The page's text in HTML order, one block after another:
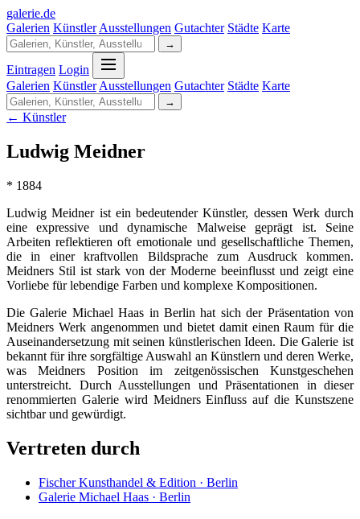
galerie.de
Galerien Künstler Ausstellungen Gutachter Städte Karte
→
Eintragen Login
Galerien Künstler Ausstellungen Gutachter Städte Karte
→
← Künstler
Ludwig Meidner
* 1884
Ludwig Meidner ist ein bedeutender Künstler, dessen Werk durch
eine expressive und dynamische Malweise geprägt ist. Seine
Arbeiten reflektieren oft emotionale und gesellschaftliche Themen,
die in einer kraftvollen Bildsprache zum Ausdruck kommen.
Meidners Stil ist stark von der Moderne beeinflusst und zeigt eine
Vorliebe für lebendige Farben und komplexe Kompositionen.
Die Galerie Michael Haas in Berlin hat sich der Präsentation von
Meidners Werk angenommen und bietet damit einen Raum für die
Auseinandersetzung mit seinen künstlerischen Ideen. Die Galerie ist
bekannt für ihre sorgfältige Auswahl an Künstlern und deren Werke,
was Meidners Position im zeitgenössischen Kunstgeschehen
unterstreicht. Durch Ausstellungen und Präsentationen in dieser
renommierten Galerie wird Meidners Einfluss auf die Kunstszene
sichtbar und gewürdigt.
Vertreten durch
Fischer Kunsthandel & Edition · Berlin
Galerie Michael Haas · Berlin